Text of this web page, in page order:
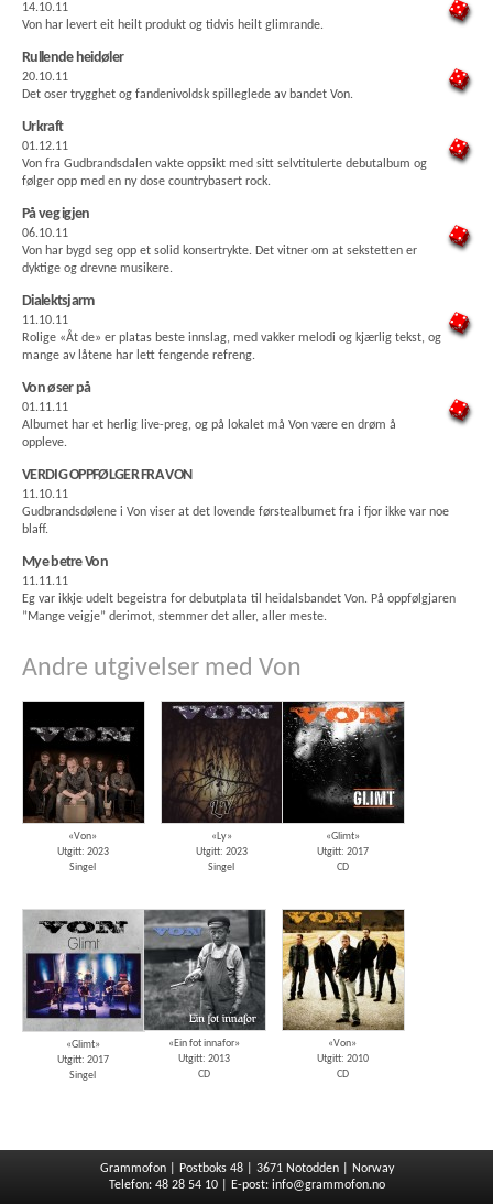
14.10.11
Von har levert eit heilt produkt og tidvis heilt glimrande.
Rullende heidøler
20.10.11
Det oser trygghet og fandenivoldsk spilleglede av bandet Von.
Urkraft
01.12.11
Von fra Gudbrandsdalen vakte oppsikt med sitt selvtitulerte debutalbum og
følger opp med en ny dose countrybasert rock.
På veg igjen
06.10.11
Von har bygd seg opp et solid konsertrykte. Det vitner om at sekstetten er
dyktige og drevne musikere.
Dialektsjarm
11.10.11
Rolige «Åt de» er platas beste innslag, med vakker melodi og kjærlig tekst, og
mange av låtene har lett fengende refreng.
Von øser på
01.11.11
Albumet har et herlig live-preg, og på lokalet må Von være en drøm å
oppleve.
VERDIG OPPFØLGER FRA VON
11.10.11
Gudbrandsdølene i Von viser at det lovende førstealbumet fra i fjor ikke var noe
blaff.
Mye betre Von
11.11.11
Eg var ikkje udelt begeistra for debutplata til heidalsbandet Von. På oppfølgjaren
”Mange veigje” derimot, stemmer det aller, aller meste.
Andre utgivelser med Von
«Von»
Utgitt: 2023
Singel
«Ly»
Utgitt: 2023
Singel
«Glimt»
Utgitt: 2017
CD
«Glimt»
Utgitt: 2017
Singel
«Ein fot innafor»
Utgitt: 2013
CD
«Von»
Utgitt: 2010
CD
Grammofon | Postboks 48 | 3671 Notodden | Norway
Telefon: 48 28 54 10 | E-post: info@grammofon.no